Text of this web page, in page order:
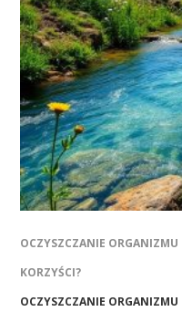
OCZYSZCZANIE ORGANIZMU
KORZYŚCI?
OCZYSZCZANIE